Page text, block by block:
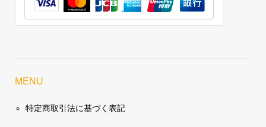
MENU
特定商取引法に基づく表記